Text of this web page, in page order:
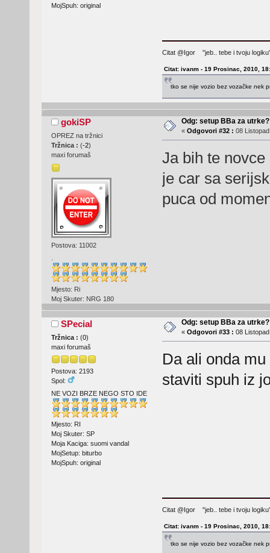
MojSpuh: original
Citat @Igor "jeb.. tebe i tvoju
Citat: ivanm - 19 Prosinac, 2010,
tko se nije vozio bez vozačke nek
gokiSP
OPREZ na tržnici
Tržnica : (-2)
maxi forumaš
Postova: 11002
Mjesto: Ri
Moj Skuter: NRG 180
Odg: setup BBa za utrke?
« Odgovori #32 : 08
Ja bih te
je car sa
puca od
SPecial
Tržnica : (0)
maxi forumaš
Postova: 2193
Spol:
NE VOZI BRZE NEGO STO IDE
Mjesto: RI
Moj Skuter: SP
Moja Kaciga: suomi vandal
MojSetup: biturbo
MojSpuh: original
Odg: setup BBa za utrke?
« Odgovori #33 : 08
Da ali onda
staviti spuh iz
Citat @Igor "jeb.. tebe i tvoju
Citat: ivanm - 19 Prosinac, 2010,
tko se nije vozio bez vozačke nek